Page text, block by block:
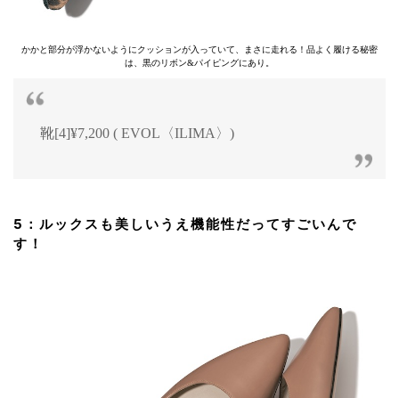
かかと部分が浮かないようにクッションが入っていて、まさに走れる！品よく履ける秘密
は、黒のリボン&パイピングにあり。
靴[4]¥7,200 ( EVOL〈ILIMA〉)
5：ルックスも美しいうえ機能性だってすごいんで
す！